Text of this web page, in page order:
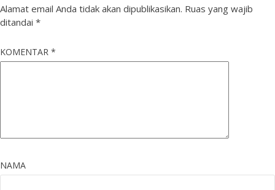
Alamat email Anda tidak akan dipublikasikan. Ruas yang wajib
ditandai *
KOMENTAR *
NAMA